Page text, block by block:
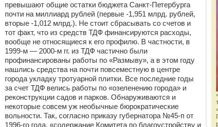
превышают общие остатки бюджета Санкт-Петербурга
почти на миллиард рублей (первые -1,951 млрд. рублей,
вторые -1,012 млрд.). Не стоит сбрасывать со счетов и
тот факт, что из средств ТДФ финансируются расходы,
вообще не относящиеся к его профилю. В частности, в
1999-м — 2000-м гг. из ТДФ частично были
профинансированы работы по «Размыву», а в этом году
нашлись средства на почти повсеместную в центре
города укладку тротуарной плитки. Все последние годы
за счет ТДФ велись работы по «озеленению города» и
реконструкции садов и парков. Обнаруживаются и
некоторые совсем уж необычные бюрократические
вольности. Так, согласно приказу губернатора №45-п от
1996-го года, «содержание Комитета по благоустройству и